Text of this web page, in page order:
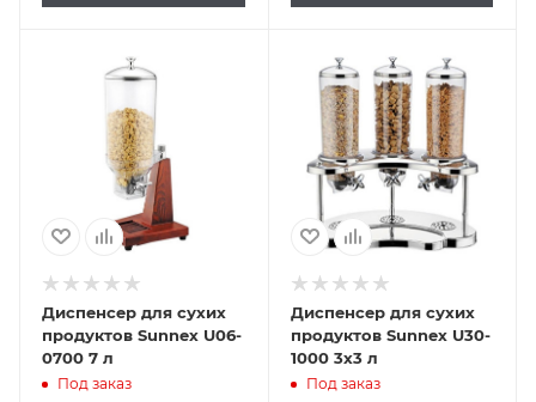
Диспенсер для сухих
продуктов Sunnex U06-
0700 7 л
Под заказ
Диспенсер для сухих
продуктов Sunnex U30-
1000 3х3 л
Под заказ